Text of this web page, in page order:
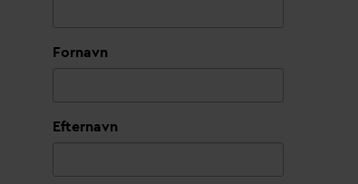
Fornavn
Efternavn